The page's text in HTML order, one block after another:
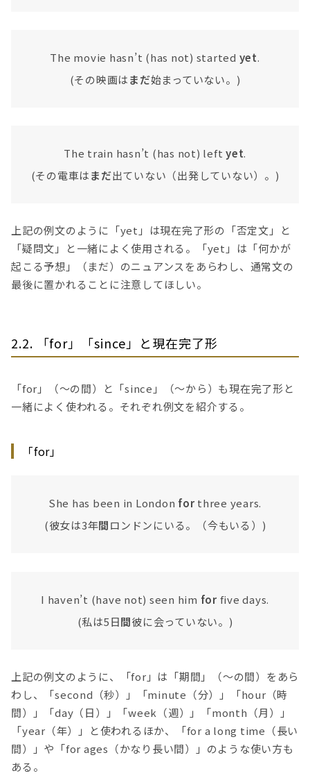
The movie hasn’t (has not) started yet.
(その映画はまだ始まっていない。)
The train hasn’t (has not) left yet.
(その電車はまだ出ていない（出発していない）。)
上記の例文のように「yet」は現在完了形の「否定文」と
「疑問文」と一緒によく使用される。「yet」は「何かが
起こる予想」（まだ）のニュアンスをあらわし、通常文の
最後に置かれることに注意してほしい。
2.2. 「for」「since」と現在完了形
「for」（〜の間）と「since」（〜から）も現在完了形と
一緒によく使われる。それぞれ例文を紹介する。
「for」
She has been in London for three years.
(彼女は3年間ロンドンにいる。（今もいる）)
I haven’t (have not) seen him for five days.
(私は5日間彼に会っていない。)
上記の例文のように、「for」は「期間」（〜の間）をあら
わし、「second（秒）」「minute（分）」「hour（時
間）」「day（日）」「week（週）」「month（月）」
「year（年）」と使われるほか、「for a long time（長い
間）」や「for ages（かなり長い間）」のような使い方も
ある。